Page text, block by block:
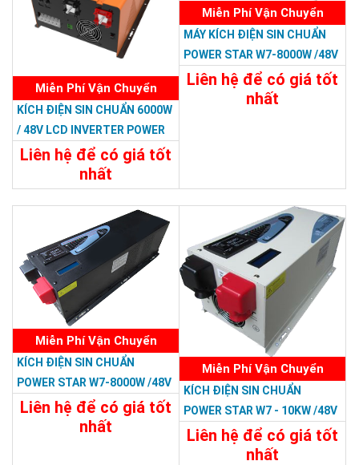
Miễn Phí Vận Chuyển
KÍCH ĐIỆN SIN CHUẨN 6000W
/ 48V LCD INVERTER POWER
RP
Liên hệ để có giá tốt
nhất
23.988.000đ
Đặt Mua
Miễn Phí Vận Chuyển
MÁY KÍCH ĐIỆN SIN CHUẨN
POWER STAR W7-8000W /48V
Liên hệ để có giá tốt
nhất
Miễn Phí Vận Chuyển
KÍCH ĐIỆN SIN CHUẨN
POWER STAR W7-8000W /48V
LCD
Liên hệ để có giá tốt
nhất
Miễn Phí Vận Chuyển
KÍCH ĐIỆN SIN CHUẨN
POWER STAR W7 - 10KW /48V
Liên hệ để có giá tốt
nhất